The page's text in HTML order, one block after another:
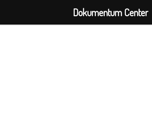
Dokumentum Center